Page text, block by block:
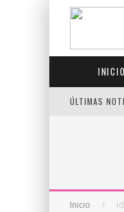
INICIO
ÚLTIMAS
Inicio